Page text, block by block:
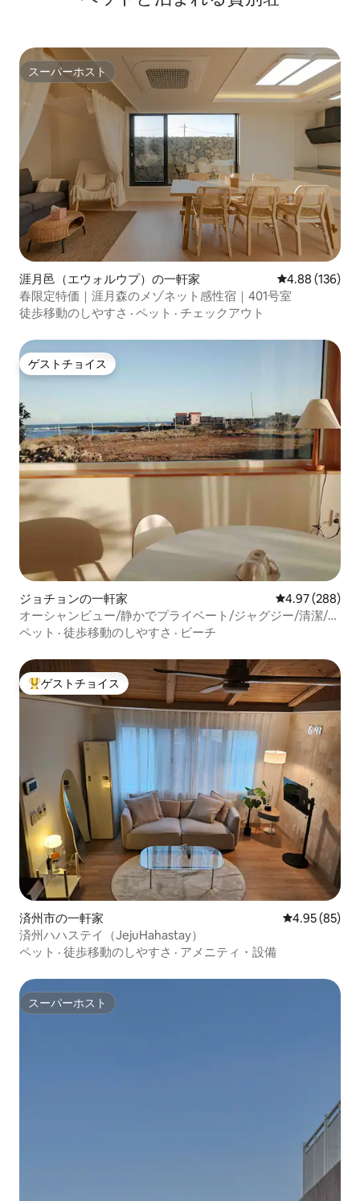
スマートテレビ Netflixをご利用いただけ
ピーカーが接続されています。 -キッチン
5人用テーブル/サムスンのオーダーメイ
ドの冷蔵庫/浄水器/ 電気インダクション/
ベビーボトル消毒/コーヒーマシン/フッ
トケトル/電子レンジ/トースター/きれい
な食器/子供用食器/キッチン用品など -バ
スルーム1、2 アメニティ／ロキシアン バ
スルームの床は暖房付きなので、冬でも
暖かく使えます。 -ランドリールーム 大
型洗濯機、電気乾燥機、乾燥ラック、洗
剤があるので連泊に便利です。 -大型ジャ
グジー プールよりも小さいジャグジーは
屋内にあります。 サンベッド2台、チュー
ビング、ボディタオル、普通タオル、小
道具があり、愛好家や家族でワインを飲
みながら楽しむのに最適なスペースで
す。 窓から自然の景色を眺めたり、夜は
星を眺めるのもいいですし、ブラインド
ず、冬に暖かく使うことができる感情的
な空間です。 - doldamyeonga
スーパーホスト
スーパーホスト
涯月邑（エウォルウプ）の一軒家 レビュー136
4.88 (136)
春限定特価｜涯月森のメゾネット感性宿｜401号室
徒歩移動のしやすさ · ペット · チェックアウト
ゲストチョイス
ゲストチョイス
ジョチョンの一軒家 レビュー288
4.97 (288)
オーシャンビュー/静かでプライベート/ジャグジー/清潔/ユ
アスプリングA
ペット · 徒歩移動のしやすさ · ビーチ
大好評のゲストチョイスです。
ゲストチョイス
済州市の一軒家 レビュー85
4.95 (85)
済州ハハステイ（JejuHahastay）
ペット · 徒歩移動のしやすさ · アメニティ・設備
スーパーホスト
スーパーホスト